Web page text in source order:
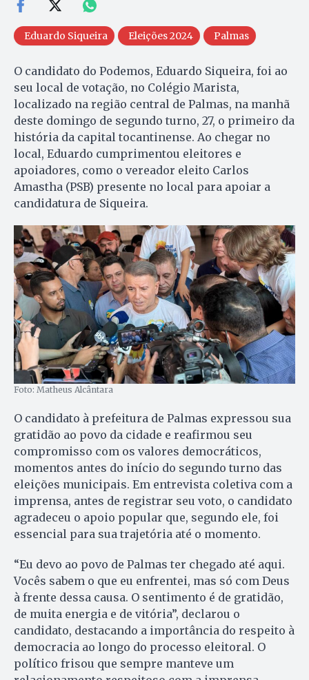
Eduardo Siqueira Eleições 2024 Palmas
O candidato do Podemos, Eduardo Siqueira, foi ao
seu local de votação, no Colégio Marista,
localizado na região central de Palmas, na manhã
deste domingo de segundo turno, 27, o primeiro da
história da capital tocantinense. Ao chegar no
local, Eduardo cumprimentou eleitores e
apoiadores, como o vereador eleito Carlos
Amastha (PSB) presente no local para apoiar a
candidatura de Siqueira.
Foto: Matheus Alcântara
O candidato à prefeitura de Palmas expressou sua
gratidão ao povo da cidade e reafirmou seu
compromisso com os valores democráticos,
momentos antes do início do segundo turno das
eleições municipais. Em entrevista coletiva com a
imprensa, antes de registrar seu voto, o candidato
agradeceu o apoio popular que, segundo ele, foi
essencial para sua trajetória até o momento.
“Eu devo ao povo de Palmas ter chegado até aqui.
Vocês sabem o que eu enfrentei, mas só com Deus
à frente dessa causa. O sentimento é de gratidão,
de muita energia e de vitória”, declarou o
candidato, destacando a importância do respeito à
democracia ao longo do processo eleitoral. O
político frisou que sempre manteve um